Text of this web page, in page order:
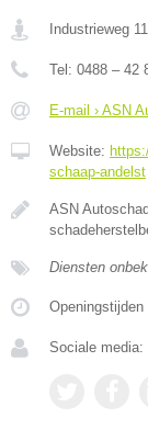
Industrieweg 11
Tel: 0488 – 42
E-mail › ASN
Website:
schaap-andelst
ASN
Diensten
Openingstijden
Sociale media: